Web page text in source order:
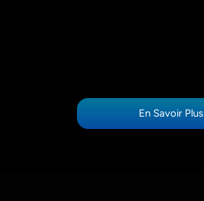
En Savoir Plus